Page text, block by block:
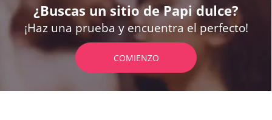
¿Buscas un sitio de Papi dulce?
¡Haz una prueba y encuentra el perfecto!
COMIENZO